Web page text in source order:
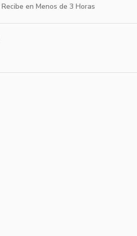
Recibe en Menos de 3 Horas